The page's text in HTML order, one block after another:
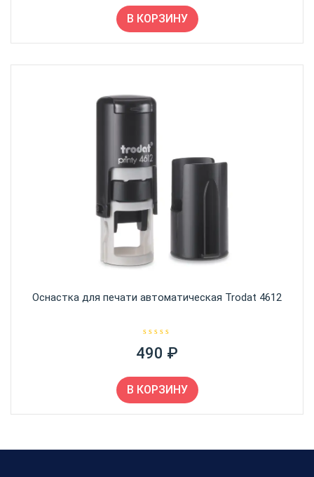
к
а
0
и
В КОРЗИНУ
Оснастка для печати автоматическая Trodat 4612
ц
е
к
а
0
и
490 ₽
В КОРЗИНУ